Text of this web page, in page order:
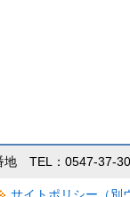
地 TEL：0547-37-
サイトポリシー（別